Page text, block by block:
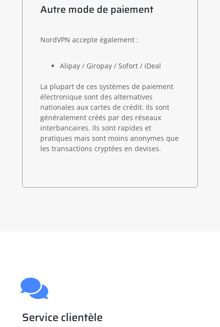
Autre mode de paiement
NordVPN accepte également :
Alipay / Giropay / Sofort / iDeal
La plupart de ces systèmes de paiement
électronique sont des alternatives
nationales aux cartes de crédit. Ils sont
généralement créés par des réseaux
interbancaires. Ils sont rapides et
pratiques mais sont moins anonymes que
les transactions cryptées en devises.
Service clientèle